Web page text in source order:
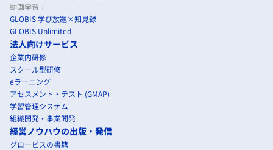
動画学習：
GLOBIS 学び放題×知見録
GLOBIS Unlimited
法人向けサービス
企業内研修
スクール型研修
eラーニング
アセスメント・テスト (GMAP)
学習管理システム
組織開発・事業開発
経営ノウハウの出版・発信
グロービスの書籍